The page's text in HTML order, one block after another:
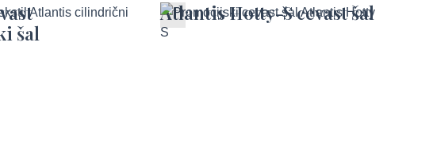
šal
Atlantis Hotty-S cevast šal